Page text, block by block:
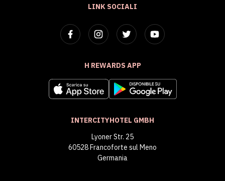
LINK SOCIALI
H REWARDS APP
INTERCITYHOTEL GMBH
Lyoner Str. 25
60528 Francoforte sul Meno
Germania